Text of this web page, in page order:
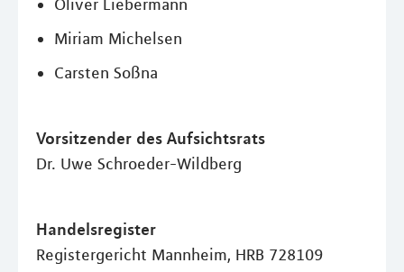
Oliver Liebermann
Miriam Michelsen
Carsten Soßna
Vorsitzender des Aufsichtsrats
Dr. Uwe Schroeder-Wildberg
Handelsregister
Registergericht Mannheim, HRB 728109